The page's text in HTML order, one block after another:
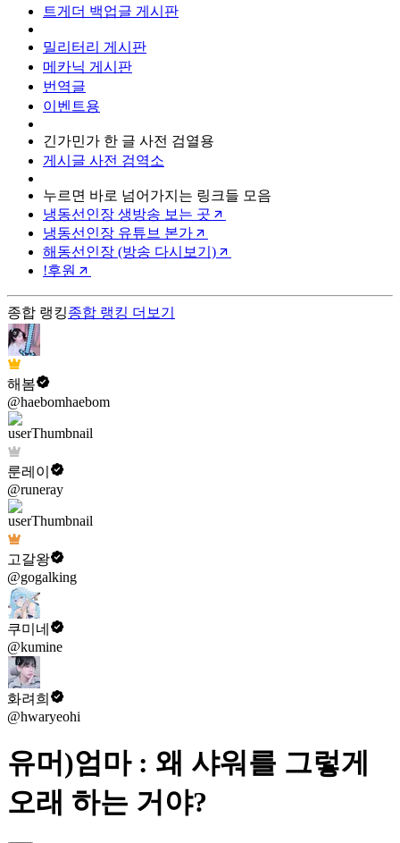
트게더 백업글 게시판
밀리터리 게시판
메카닉 게시판
번역글
이벤트용
긴가민가 한 글 사전 검열용
게시글 사전 검역소
누르면 바로 넘어가지는 링크들 모음
냉동선인장 생방송 보는 곳
냉동선인장 유튜브 본가
해동선인장 (방송 다시보기)
!후원
종합 랭킹종합 랭킹 더보기
해봄
@haebomhaebom
룬레이
@runeray
고갈왕
@gogalking
쿠미네
@kumine
화려희
@hwaryeohi
유머)엄마 : 왜 샤워를 그렇게
오래 하는 거야?